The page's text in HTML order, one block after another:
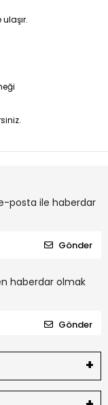
posta ile haberdar
Gönder
haberdar olmak
Gönder